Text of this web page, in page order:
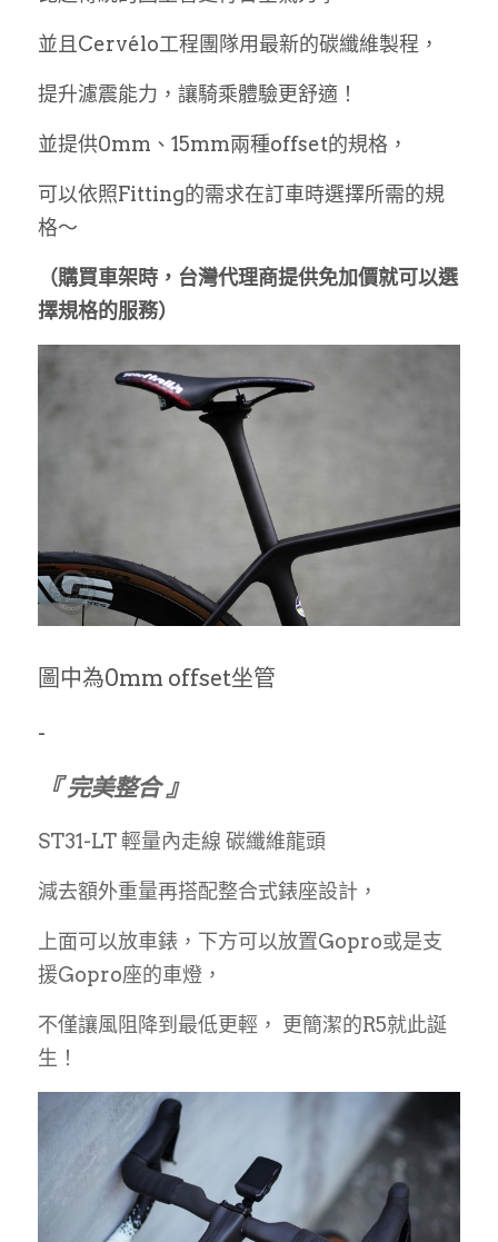
並且Cervélo工程團隊用最新的碳纖維製程，
提升濾震能力，讓騎乘體驗更舒適！
並提供0mm、15mm兩種offset的規格，
可以依照Fitting的需求在訂車時選擇所需的規
格～
（購買車架時，台灣代理商提供免加價就可以選
擇規格的服務）
圖中為0mm offset坐管
-
『 完美整合 』
ST31-LT 輕量內走線 碳纖維龍頭
減去額外重量再搭配整合式錶座設計，
上面可以放車錶，下方可以放置Gopro或是支
援Gopro座的車燈，
不僅讓風阻降到最低更輕， 更簡潔的R5就此誕
生！